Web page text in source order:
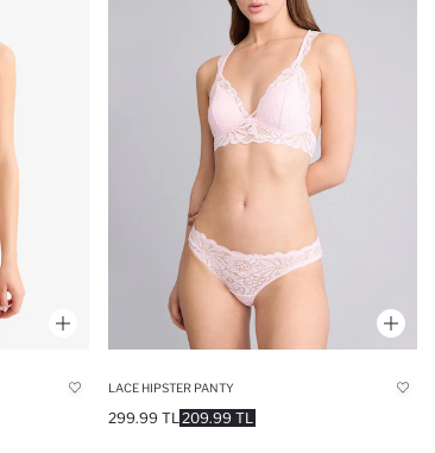
LACE HIPSTER PANTY
209.99 TL
299.99 TL